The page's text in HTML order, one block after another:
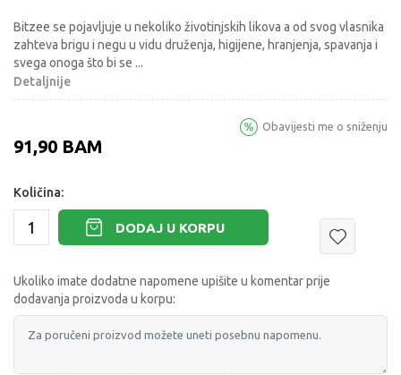
Bitzee se pojavljuje u nekoliko životinjskih likova a od svog vlasnika
zahteva brigu i negu u vidu druženja, higijene, hranjenja, spavanja i
svega onoga što bi se ...
Detaljnije
91,90 BAM
Obavijesti me o sniženju
Količina:
DODAJ U KORPU
Ukoliko imate dodatne napomene upišite u komentar prije
dodavanja proizvoda u korpu: